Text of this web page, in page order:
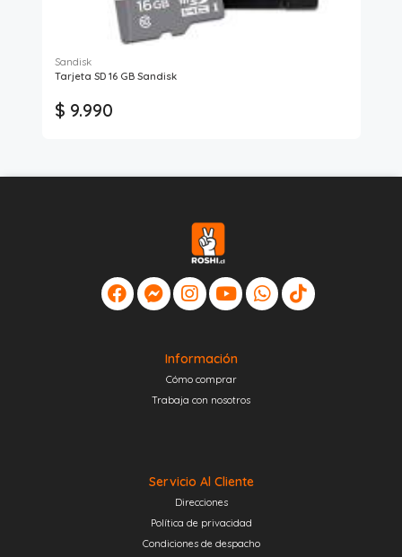
Sandisk
Tarjeta SD 16 GB Sandisk
$ 9.990
Información
Cómo comprar
Trabaja con nosotros
Servicio Al Cliente
Direcciones
Política de privacidad
Condiciones de despacho